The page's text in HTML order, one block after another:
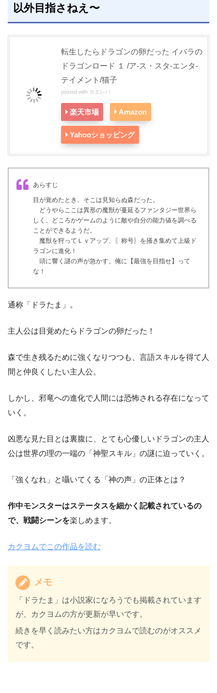
以外目指さねえ〜
転生したらドラゴンの卵だった イバラの
ドラゴンロード １ /ア-ス・スタ-エンタ-
テイメント/猫子
posted with カエレバ
楽天市場 Amazon
Yahooショッピング
あらすじ
目が覚めたとき、そこは見知らぬ森だった。
どうやらここは異形の魔獣が蔓延るファンタジー世界ら
しく、どころかゲームのように敵や自分の能力値を調べる
ことができるようだ。
魔獣を狩ってＬｖアップ、〖称号〗を掻き集めて上級ド
ラゴンに進化！
頭に響く謎の声が急かす。俺に【最強を目指せ】って
な！
通称「ドラたま」。
主人公は目覚めたらドラゴンの卵だった！
森で生き残るために強くなりつつも、言語スキルを得て人
間と仲良くしたい主人公。
しかし、邪竜への進化で人間には恐怖される存在になって
いく。
凶悪な見た目とは裏腹に、とても心優しいドラゴンの主人
公は世界の理の一端の「神聖スキル」の謎に迫っていく。
「強くなれ」と囁いてくる「神の声」の正体とは？
作中モンスターはステータスを細かく記載されているの
で、戦闘シーンを楽しめます。
カクヨムでこの作品を読む
メモ
「ドラたま」は小説家になろうでも掲載されています
が、カクヨムの方が更新が早いです。
続きを早く読みたい方はカクヨムで読むのがオススメ
です。